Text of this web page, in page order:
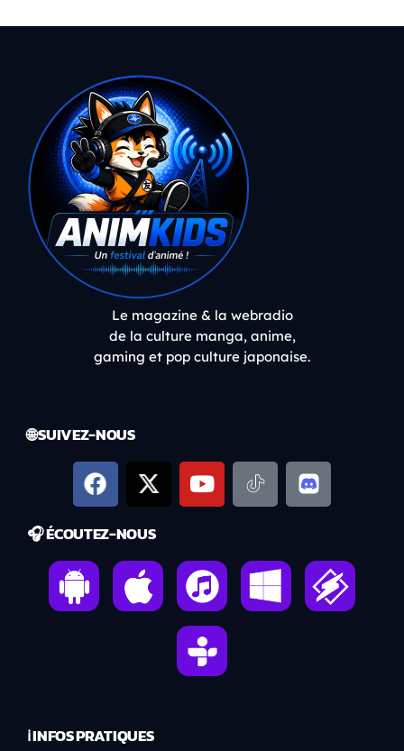
Le magazine & la webradio
de la culture manga, anime,
gaming et pop culture japonaise.
🌐 SUIVEZ-NOUS
🎧 ÉCOUTEZ-NOUS
ℹ️ INFOS PRATIQUES